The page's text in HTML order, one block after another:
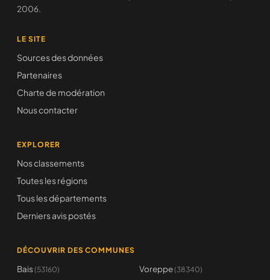
2006.
LE SITE
Sources des données
Partenaires
Charte de modération
Nous contacter
EXPLORER
Nos classements
Toutes les régions
Tous les départements
Derniers avis postés
DÉCOUVRIR DES COMMUNES
Bais (53160) Voreppe(38340)